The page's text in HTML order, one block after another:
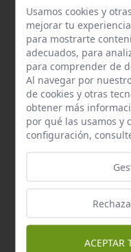
Manantial
Fuente del
Pruna
Usamos cookies y
mejorar tu
para mostrarte
adecuados, para
para comprender de
Al navegar por
de cookies y otras
obtener más
por qué las usamos y
configuración,
ACEPTAR